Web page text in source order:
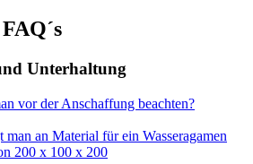
Unterhaltung
vor der Anschaffung beachten?
man an Material für ein Wasseragamen
200 x 100 x 200